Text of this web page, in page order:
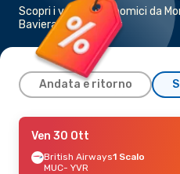
Scopri i voli più economici da
Baviera a Vancouver
Andata e ritorno
Mer 9 Set- Sab 12 Set
Condor1 Scalo
MUC- YVR
Ven 30 Ott
British Airways1 Scalo
MUC- YVR